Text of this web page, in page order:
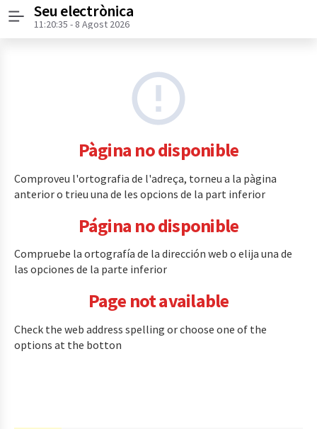
Menú
Seu electrònica
11:20:35 - 8 Agost 2026
Pàgina no disponible
Comproveu l'ortografia de l'adreça, torneu a la pàgina
anterior o trieu una de les opcions de la part inferior
Página no disponible
Compruebe la ortografía de la dirección web o elija una de
las opciones de la parte inferior
Page not available
Check the web address spelling or choose one of the
options at the botton